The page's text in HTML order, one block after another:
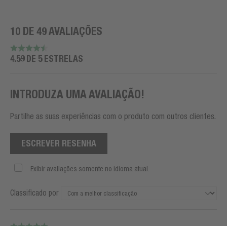
10 DE 49 AVALIAÇÕES
4.59 DE 5 ESTRELAS
INTRODUZA UMA AVALIAÇÃO!
Partilhe as suas experiências com o produto com outros clientes.
ESCREVER RESENHA
Exibir avaliações somente no idioma atual.
Classificado por